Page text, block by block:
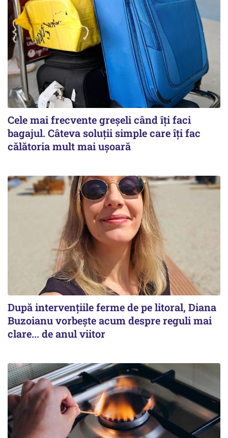
Cele mai frecvente greșeli când îți faci
bagajul. Câteva soluții simple care îți fac
călătoria mult mai ușoară
După intervențiile ferme de pe litoral, Diana
Buzoianu vorbește acum despre reguli mai
clare... de anul viitor